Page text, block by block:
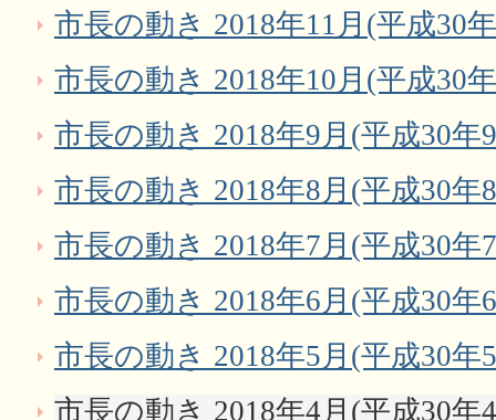
市長の動き 2018年11月(平成30
市長の動き 2018年10月(平成30
市長の動き 2018年9月(平成30年
市長の動き 2018年8月(平成30年
市長の動き 2018年7月(平成30年
市長の動き 2018年6月(平成30年
市長の動き 2018年5月(平成30年
市長の動き 2018年4月(平成30年